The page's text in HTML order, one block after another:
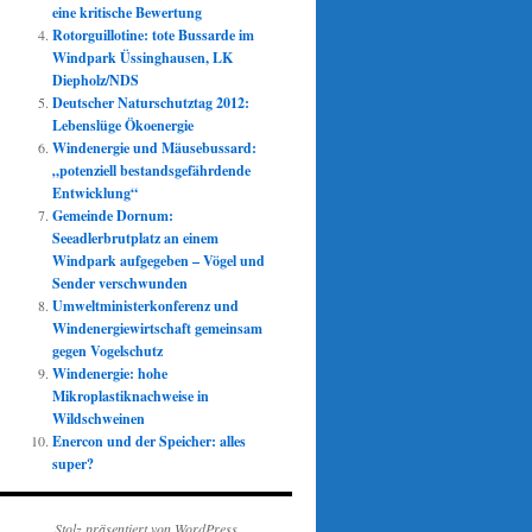
eine kritische Bewertung
Rotorguillotine: tote Bussarde im
Windpark Üssinghausen, LK
Diepholz/NDS
Deutscher Naturschutztag 2012:
Lebenslüge Ökoenergie
Windenergie und Mäusebussard:
„potenziell bestandsgefährdende
Entwicklung“
Gemeinde Dornum:
Seeadlerbrutplatz an einem
Windpark aufgegeben – Vögel und
Sender verschwunden
Umweltministerkonferenz und
Windenergiewirtschaft gemeinsam
gegen Vogelschutz
Windenergie: hohe
Mikroplastiknachweise in
Wildschweinen
Enercon und der Speicher: alles
super?